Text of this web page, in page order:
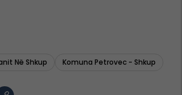
Në Shkup Komuna Petrovec - Shkup